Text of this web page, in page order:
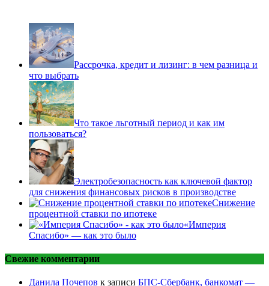
Рассрочка, кредит и лизинг: в чем разница и
что выбрать
Что такое льготный период и как им
пользоваться?
Электробезопасность как ключевой фактор
для снижения финансовых рисков в производстве
Снижение
процентной ставки по ипотеке
«Империя
Спасибо» — как это было
Свежие комментарии
Данила Почепов к записи БПС-Сбербанк, банкомат —